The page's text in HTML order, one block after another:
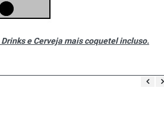
e Cerveja mais coquetel incluso.